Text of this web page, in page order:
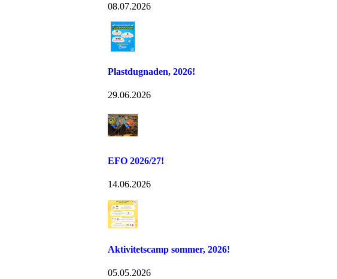
08.07.2026
Plastdugnaden, 2026!
29.06.2026
EFO 2026/27!
14.06.2026
Aktivitetscamp sommer, 2026!
05.05.2026